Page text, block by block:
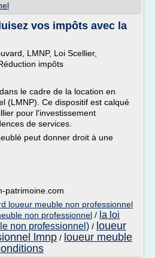
vos impôts avec la
LMNP, Loi Scellier,
impôts
le cadre de la location en
(LMNP). Ce dispositif est calqué
pour l'investissement
de services.
peut donner droit à une
patrimoine.com
loueur meuble non professionnel
non professionnel / la loi
non professionnel) / loueur
lmnp / loueur meuble